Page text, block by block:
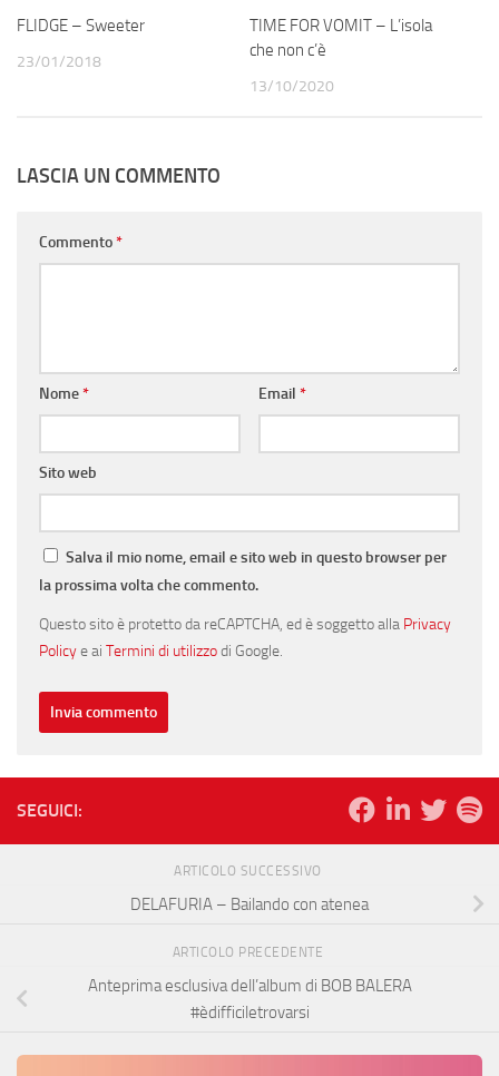
FLIDGE – Sweeter
23/01/2018
TIME FOR VOMIT – L’isola
che non c’è
13/10/2020
LASCIA UN COMMENTO
Commento*
Nome* Email *
Sito web
Salva il mio nome, email e sito web in questo browser per
la prossima volta che commento.
Questo sito è protetto da reCAPTCHA, ed è soggetto alla Privacy
Policye ai Termini di utilizzodi Google.
SEGUICI:
ARTICOLO SUCCESSIVO
DELAFURIA – Bailando con atenea
ARTICOLO PRECEDENTE
Anteprima esclusiva dell’album di BOB BALERA
#èdifficiletrovarsi